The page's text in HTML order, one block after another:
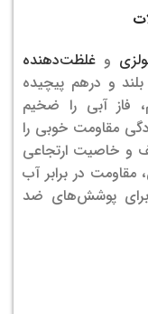
و غلظت‌دهنده
و درهم پیچیده
فاز آبی را ضخیم
مقاومت خوبی را
و خاصیت ارتجاعی
مقاومت در برابر آب
برای پوشش‌های ضد